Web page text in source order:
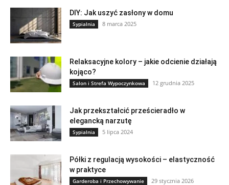
DIY: Jak uszyć zasłony w domu
Sypialnia 8 marca 2025
Relaksacyjne kolory – jakie odcienie działają
kojąco?
Salon i Strefa Wypoczynkowa 12 grudnia 2025
Jak przekształcić prześcieradło w
elegancką narzutę
Sypialnia 5 lipca 2024
Półki z regulacją wysokości – elastyczność
w praktyce
Garderoba i Przechowywanie 29 stycznia 2026